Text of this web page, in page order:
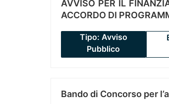
AVVISO PER IL
ACCORDO DI
Tipo: Avviso
Pubblico
Bando di Concorso per